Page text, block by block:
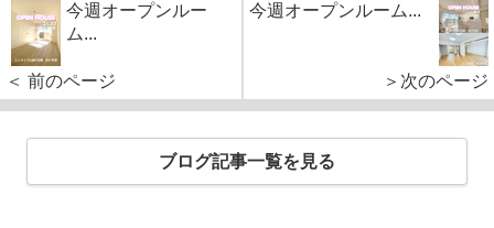
今週オープンルー
ム...
＜ 前のページ
今週オープンルーム...
＞次のページ
ブログ記事一覧を見る